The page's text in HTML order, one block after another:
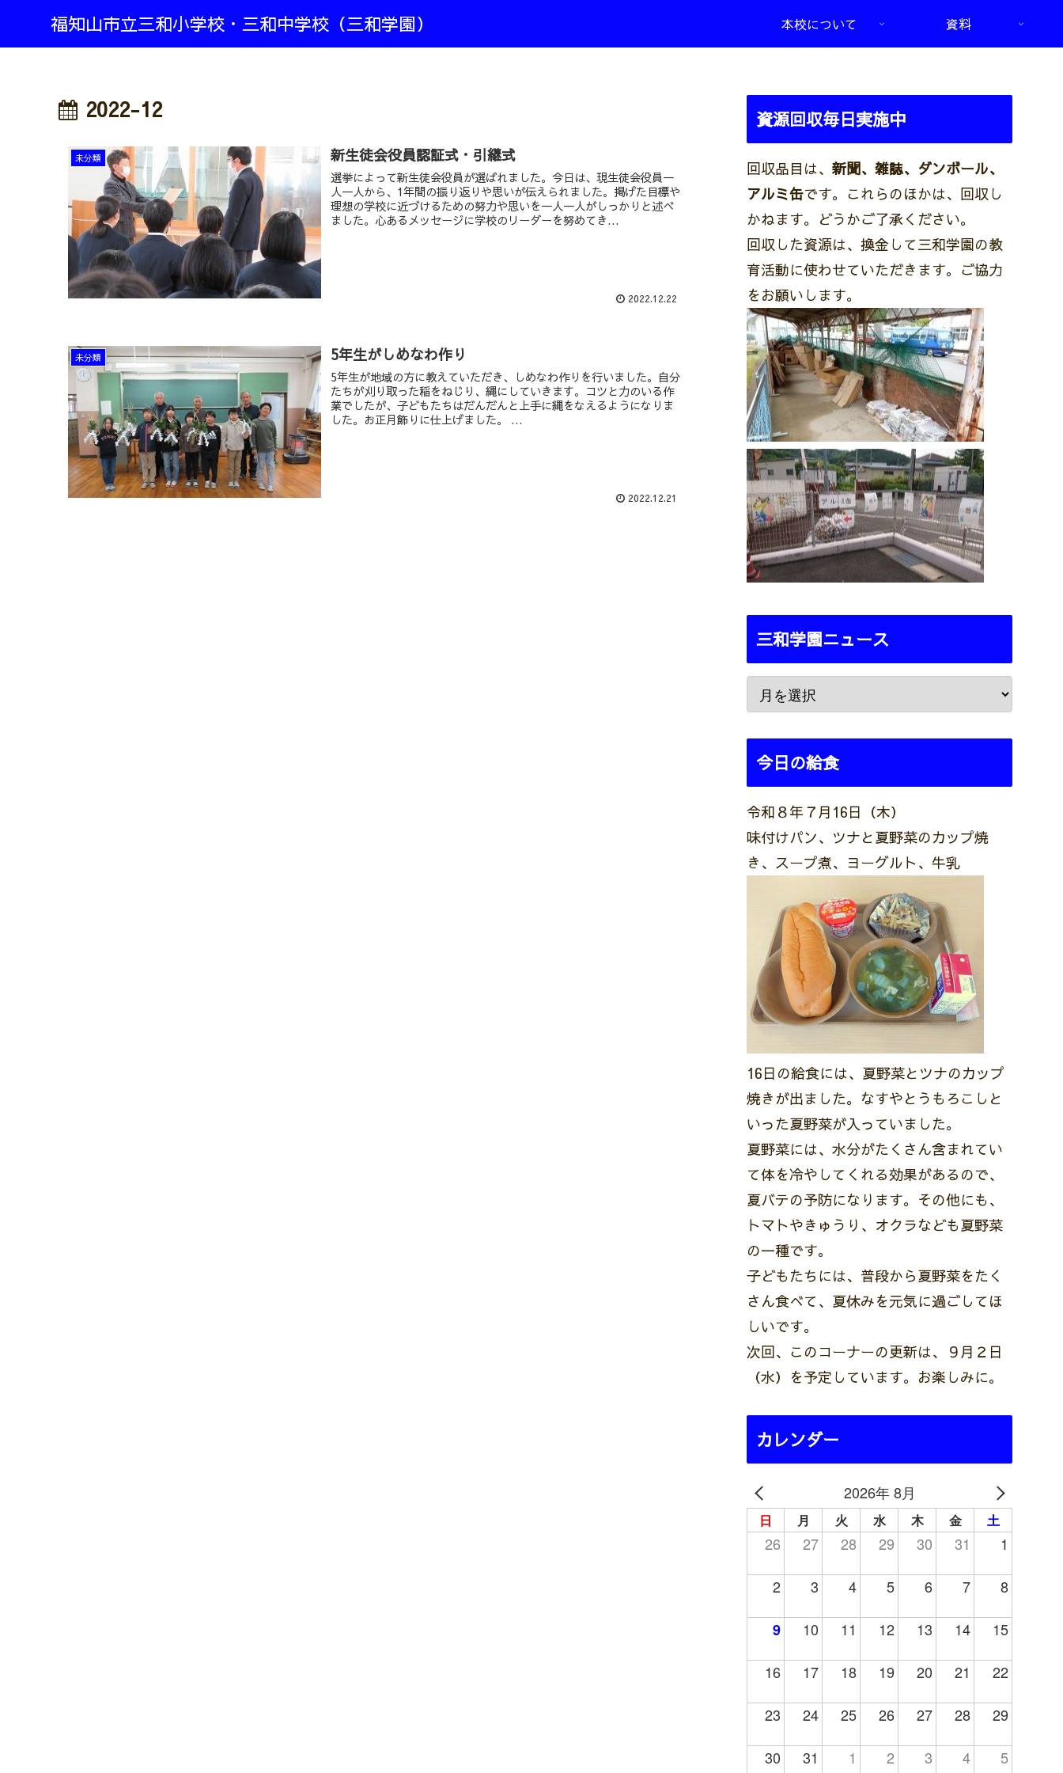
福知山市立三和小学校・三和中学校（三和学園） 本校について 資料
2022-12
未分類 新生徒会役員認証式・引継式
選挙によって新生徒会役員が選ばれました。今日は、現生徒会役員一
人一人から、1年間の振り返りや思いが伝えられました。掲げた目標や
理想の学校に近づけるための努力や思いを一人一人がしっかりと述べ
ました。心あるメッセージに学校のリーダーを努めてき...
2022.12.22
未分類 5年生がしめなわ作り
5年生が地域の方に教えていただき、しめなわ作りを行いました。自分
たちが刈り取った稲をねじり、縄にしていきます。コツと力のいる作
業でしたが、子どもたちはだんだんと上手に縄をなえるようになりま
した。お正月飾りに仕上げました。 ...
2022.12.21
資源回収毎日実施中
回収品目は、 新聞、雑誌、ダンボール、
アルミ缶です。これらのほかは、回収し
かねます。どうかご了承ください。
回収した資源は、換金して三和学園の教
育活動に使わせていただきます。ご協力
をお願いします。
三和学園ニュース
今日の給食
令和８年７月16日（木）
味付けパン、ツナと夏野菜のカップ焼
き、スープ煮、ヨーグルト、牛乳
16日の給食には、夏野菜とツナのカップ
焼きが出ました。なすやとうもろこしと
いった夏野菜が入っていました。
夏野菜には、水分がたくさん含まれてい
て体を冷やしてくれる効果があるので、
夏バテの予防になります。その他にも、
トマトやきゅうり、オクラなども夏野菜
の一種です。
子どもたちには、普段から夏野菜をたく
さん食べて、夏休みを元気に過ごしてほ
しいです。
次回、このコーナーの更新は、９月２日
（水）を予定しています。お楽しみに。
カレンダー
2026年 8月
日 月 火 水 木 金 土
26 27 28 29 30 31 1
2 3 4 5 6 7 8
9 10 11 12 13 14 15
16 17 18 19 20 21 22
23 24 25 26 27 28 29
30 31 1 2 3 4 5